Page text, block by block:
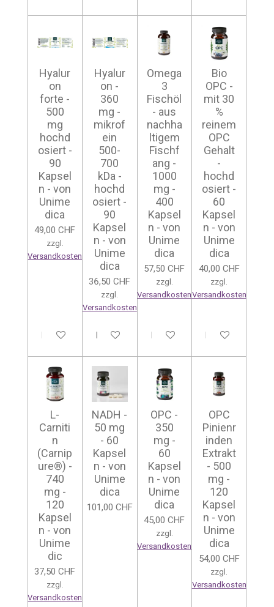
Hyalur
on
forte -
500
mg
hochd
osiert -
90
Kapsel
n - von
Unime
dica
49,00 CHF
zzgl.
Versandkosten
In den Warenkorb
Hyalur
on -
360
mg -
mikrof
ein
500-
700
kDa -
hochd
osiert -
90
Kapsel
n - von
Unime
dica
36,50 CHF
zzgl.
Versandkosten
In den Warenkorb
Omega
3
Fischöl
- aus
nachha
ltigem
Fischf
ang -
1000
mg -
400
Kapsel
n - von
Unime
dica
57,50 CHF
zzgl.
Versandkosten
In den Warenkorb
Bio
OPC -
mit 30
%
reinem
OPC
Gehalt
-
hochd
osiert -
60
Kapsel
n - von
Unime
dica
40,00 CHF
zzgl.
Versandkosten
In den
L-
Carniti
n
(Carnip
ure®) -
740
mg -
120
Kapsel
n - von
Unime
dic
37,50 CHF
zzgl.
Versandkosten
NADH -
50 mg
- 60
Kapsel
n - von
Unime
dica
101,00 CHF
OPC -
350
mg -
60
Kapsel
n - von
Unime
dica
45,00 CHF
zzgl.
Versandkosten
OPC
Pinienr
inden
Extrakt
- 500
mg -
120
Kapsel
n - von
Unime
dica
54,00 CHF
zzgl.
Versandkosten